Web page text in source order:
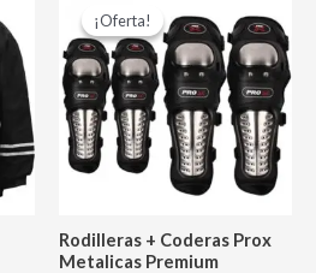
actual
es:
$ 130,000.00.
producto
tiene
múltiples
variantes.
Las
pueden
¡Oferta!
¡Oferta!
Rodilleras + Coderas Prox
Metalicas Premium
original
era:
$ 105,000.00.
actual
es:
$